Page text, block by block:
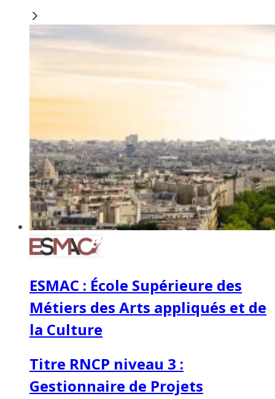
ESMAC : École Supérieure des
Métiers des Arts appliqués et de
la Culture
Titre RNCP niveau 3 :
Gestionnaire de Projets